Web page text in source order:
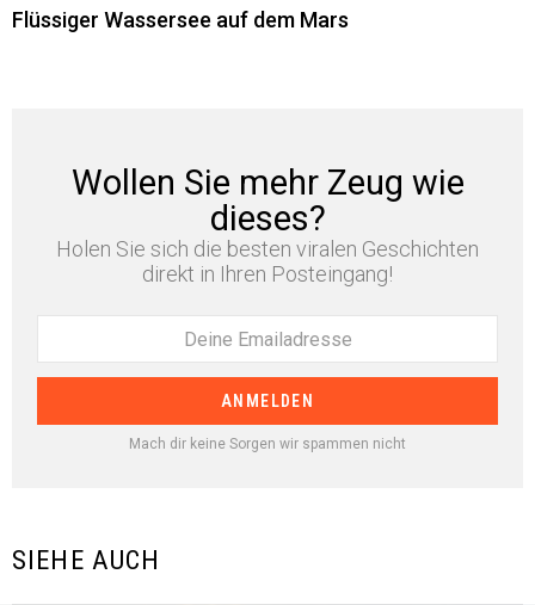
Flüssiger Wassersee auf dem Mars
Wollen Sie mehr Zeug wie
dieses?
Holen Sie sich die besten viralen Geschichten
direkt in Ihren Posteingang!
Mach dir keine Sorgen wir spammen nicht
SIEHE AUCH